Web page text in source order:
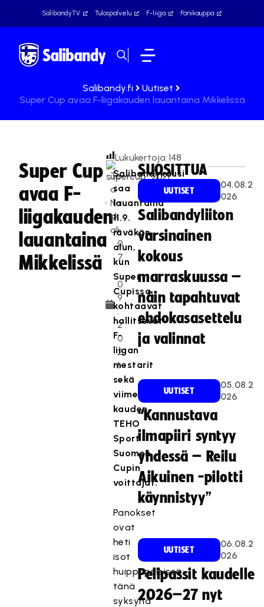
SalibandyTV Tulospalvelu F-liiga Fanikauppa
Salibandy.fi
Uutiset
Super Cup avaa F-liigakauden lauantaina Mikkelissä
Super Cup
avaa F-
liigakauden
lauantaina
Mikkelissä
Te
a
Na
sk
ali
0
7
.
0
9
.
2
0
2
1
Lukukertoja:148
Salibandykausi
saa
lauantaina
11.9.
räväkän
alun,
kun
Super
Cupissa
kohtaavat
hallitsevat
F-
liigan
mestarit
sekä
viime
kauden
TEHO
Sport
Suomen
Cupin
voittajat.
Panokset
ovat
heti
isot
huippupeleissä:
tänä
syksynä
SUOSITTUA
UUTISET
04.08.2
026
Salibandyliiton
varsinainen
kokous
marraskuussa –
näin tapahtuvat
ehdokasasettelu
ja valinnat
UUTISET
05.08.2
026
“Kannustava
ilmapiiri syntyy
yhdessä – Reilu
Aikuinen -pilotti
käynnistyy”
UUTISET
06.08.2
026
Pelipassit kaudelle
2026–27 nyt